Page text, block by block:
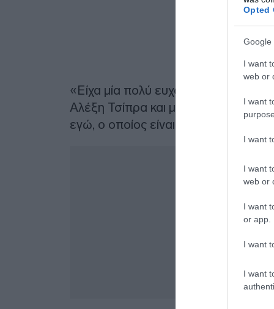
Opted
Google
I want
web or
I want
I want
I want
web or
I want
or app.
I want
I want
«Είχα μία πολύ ευχάριστη
Αλέξη Τσίπρα και μου έδωσαν
εγώ, ο οποίος είναι πάντα